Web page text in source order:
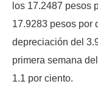
los 17.2487 pesos
17.9283 pesos por
depreciación del
primera semana
1.1 por ciento.